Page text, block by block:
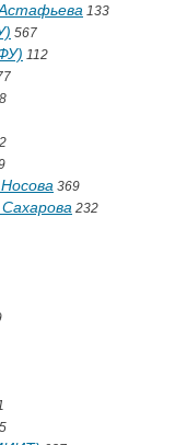
133
567
112
369
232